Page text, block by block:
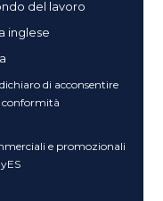
del lavoro
inglese
di acconsentire
conformità
e promozionali